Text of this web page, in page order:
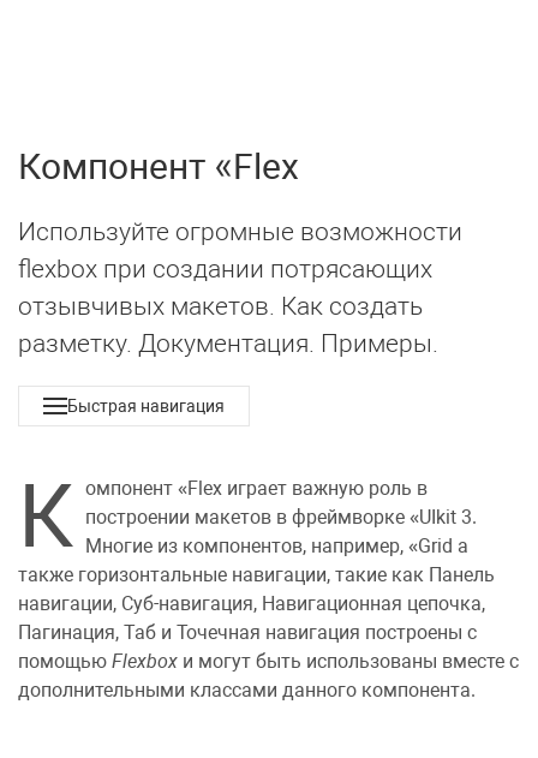
Компонент Flex
Используйте огромные возможности
flexbox при создании потрясающих
отзывчивых макетов. Как создать
разметку. Документация. Примеры.
Быстрая навигация
К омпонент Flex играет важную роль в
построении макетов в фреймворке UIkit 3.
Многие из компонентов, например,
Grid а
также горизонтальные навигации, такие как Панель
навигации, Суб-навигация, Навигационная цепочка,
Пагинация, Таб и Точечная навигация построены с
помощью Flexbox и могут быть использованы вместе с
дополнительными классами данного компонента.